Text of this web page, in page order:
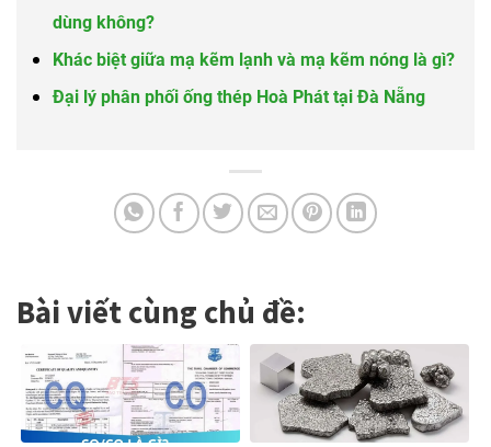
dùng không?
Khác biệt giữa mạ kẽm lạnh và mạ kẽm nóng là gì?
Đại lý phân phối ống thép Hoà Phát tại Đà Nẵng
Bài viết cùng chủ đề: